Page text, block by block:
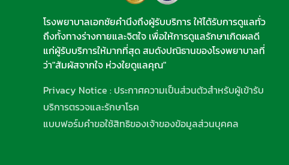
โรงพยาบาลเอกชัยคำนึงถึงผู้รับบริการ ให้ได้รับการดูแลทั่ว
ถึงทั้งทางร่างกายและจิตใจ เพื่อให้การดูแลรักษาเกิดผลดี
แก่ผู้รับบริการให้มากที่สุด สมดังปณิธานของโรงพยาบาลที่
ว่า"สัมผัสจากใจ ห่วงใยดูแลคุณ"
Privacy Notice : ประกาศความเป็นส่วนตัวสำหรับผู้เข้ารับ
บริการตรวจและรักษาโรค
แบบฟอร์มคำขอใช้สิทธิของเจ้าของข้อมูลส่วนบุคคล